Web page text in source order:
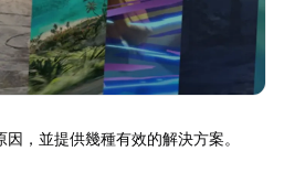
，並提供幾種有效的解決方案。